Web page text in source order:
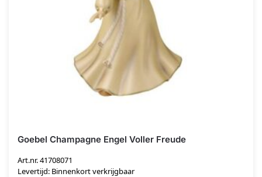
Goebel Champagne Engel Voller Freude
Art.nr. 41708071
Levertijd: Binnenkort verkrijgbaar